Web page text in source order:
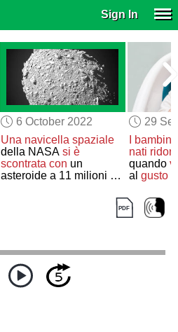
Sign In
6 October 2022
Una navicella spaziale
della NASA si è
scontrata con un
asteroide a 11 milioni di
29
I
nati
quando
al gusto